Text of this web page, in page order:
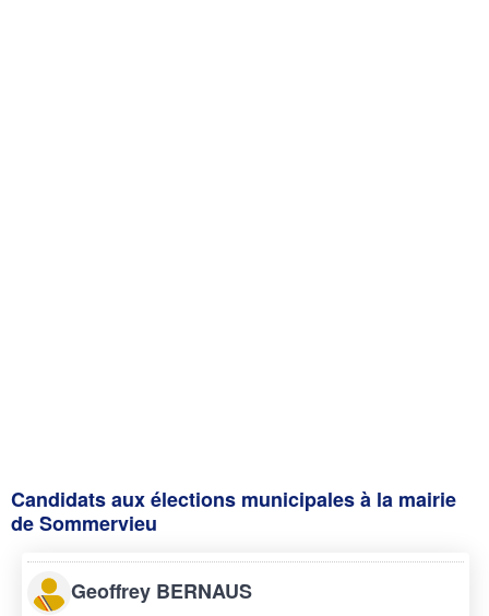
Candidats aux élections municipales à la mairie
de Sommervieu
Geoffrey BERNAUS